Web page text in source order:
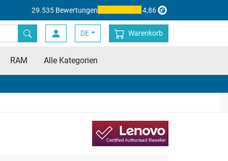
29.535 Bewertungen 4,86
DE Warenkorb
RAM Alle Kategorien